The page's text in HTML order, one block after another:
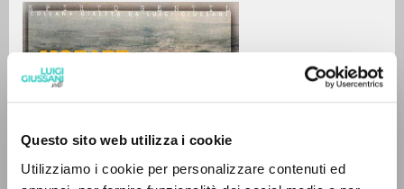
Questo sito web utilizza i cookie
Utilizziamo i cookie per personalizzare contenuti ed